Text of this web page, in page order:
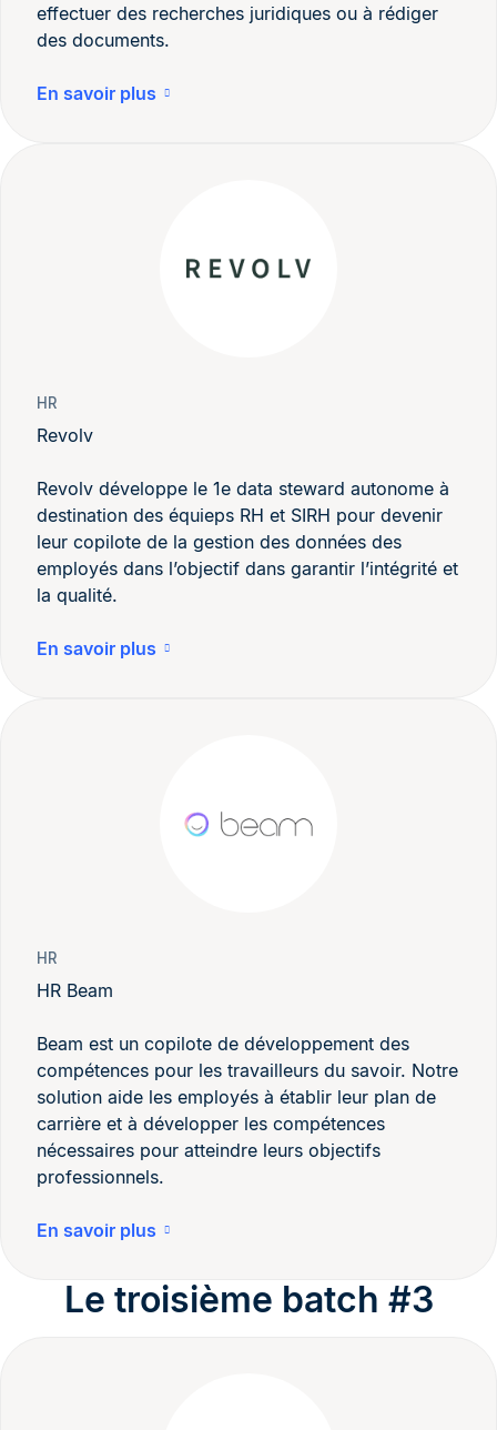
effectuer des recherches juridiques ou à rédiger
des documents.
En savoir plus
HR
Revolv
Revolv développe le 1e data steward autonome à
destination des équieps RH et SIRH pour devenir
leur copilote de la gestion des données des
employés dans l’objectif dans garantir l’intégrité et
la qualité.
En savoir plus
HR
HR Beam
Beam est un copilote de développement des
compétences pour les travailleurs du savoir. Notre
solution aide les employés à établir leur plan de
carrière et à développer les compétences
nécessaires pour atteindre leurs objectifs
professionnels.
En savoir plus
Le troisième batch #3